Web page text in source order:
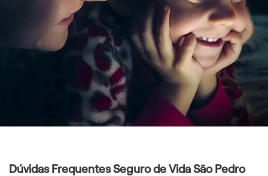
Dúvidas Frequentes Seguro de Vida São Pedro